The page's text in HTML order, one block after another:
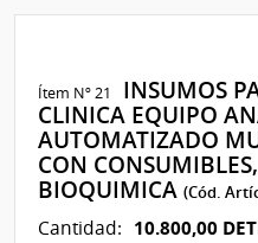
Ítem Nº 21
INSUMOS
CLINICA EQUIPO
AUTOMATIZADO
CON
BIOQUIMICA(Cód.
Cantidad: 10.800,00